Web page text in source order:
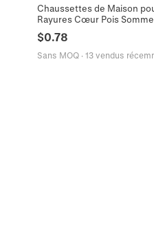
Chaussettes de Maison
Rayures Cœur Pois
$0.78
Sans MOQ· 13 vendus